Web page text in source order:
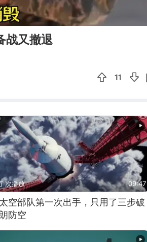
战又撤退
11
次播放 09:47
空部队第一次出手，只用了三步破
防空